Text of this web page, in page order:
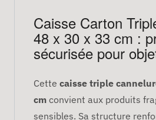
Caisse Carton
48 x 30 x 33 cm :
sécurisée pour
Cette caisse triple
cm convient aux produits
sensibles. Sa structure